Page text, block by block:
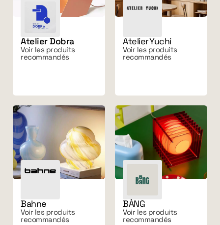
Atelier Dobra
Voir les produits
recommandés
Atelier Yuchi
Voir les produits
recommandés
Bahne
Voir les produits
recommandés
BÀNG
Voir les produits
recommandés